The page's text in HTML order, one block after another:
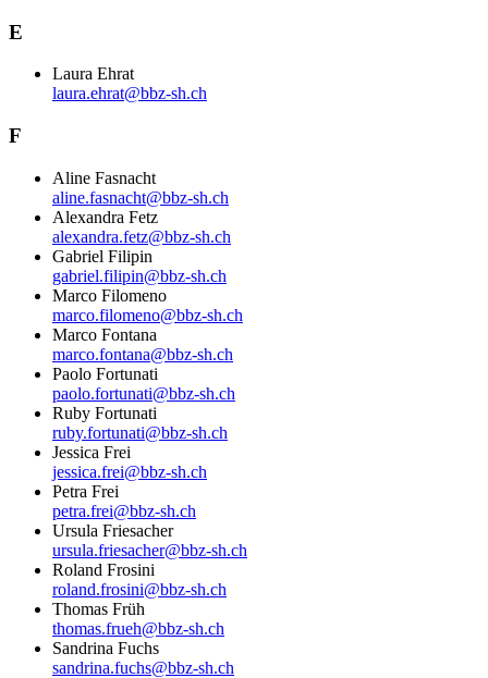
E
Laura Ehrat
laura.ehrat@bbz-sh.ch
F
Aline Fasnacht
aline.fasnacht@bbz-sh.ch
Alexandra Fetz
alexandra.fetz@bbz-sh.ch
Gabriel Filipin
gabriel.filipin@bbz-sh.ch
Marco Filomeno
marco.filomeno@bbz-sh.ch
Marco Fontana
marco.fontana@bbz-sh.ch
Paolo Fortunati
paolo.fortunati@bbz-sh.ch
Ruby Fortunati
ruby.fortunati@bbz-sh.ch
Jessica Frei
jessica.frei@bbz-sh.ch
Petra Frei
petra.frei@bbz-sh.ch
Ursula Friesacher
ursula.friesacher@bbz-sh.ch
Roland Frosini
roland.frosini@bbz-sh.ch
Thomas Früh
thomas.frueh@bbz-sh.ch
Sandrina Fuchs
sandrina.fuchs@bbz-sh.ch